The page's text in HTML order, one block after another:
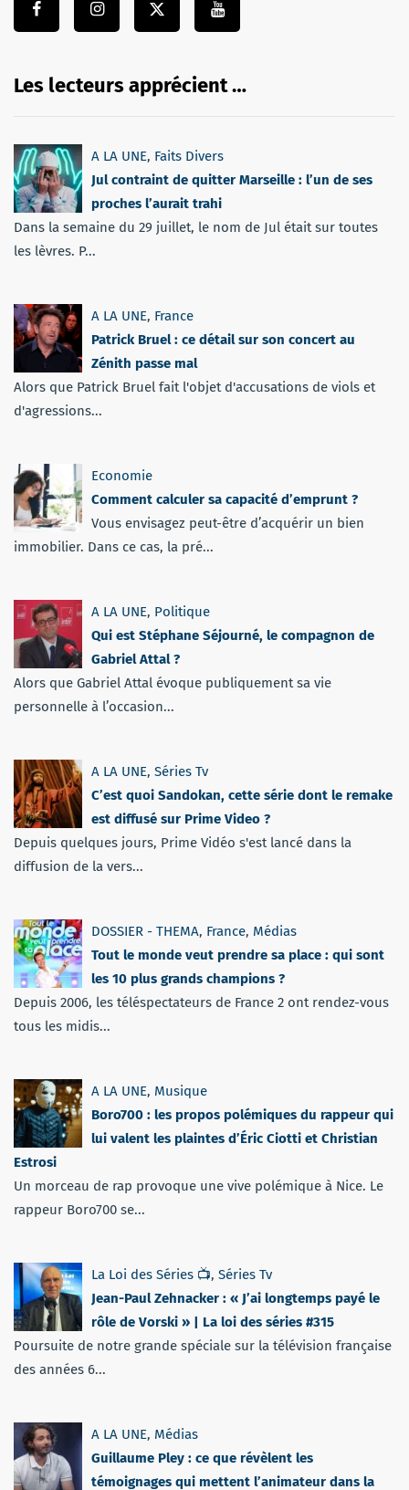
Les lecteurs apprécient …
A LA UNE, Faits Divers
Jul contraint de quitter Marseille : l’un de ses
proches l’aurait trahi
Dans la semaine du 29 juillet, le nom de Jul était sur toutes
les lèvres. P...
A LA UNE, France
Patrick Bruel : ce détail sur son concert au
Zénith passe mal
Alors que Patrick Bruel fait l'objet d'accusations de viols et
d'agressions...
Economie
Comment calculer sa capacité d’emprunt ?
Vous envisagez peut-être d’acquérir un bien
immobilier. Dans ce cas, la pré...
A LA UNE, Politique
Qui est Stéphane Séjourné, le compagnon de
Gabriel Attal ?
Alors que Gabriel Attal évoque publiquement sa vie
personnelle à l’occasion...
A LA UNE, Séries Tv
C’est quoi Sandokan, cette série dont le remake
est diffusé sur Prime Video ?
Depuis quelques jours, Prime Vidéo s'est lancé dans la
diffusion de la vers...
DOSSIER - THEMA, France, Médias
Tout le monde veut prendre sa place : qui sont
les 10 plus grands champions ?
Depuis 2006, les téléspectateurs de France 2 ont rendez-vous
tous les midis...
A LA UNE, Musique
Boro700 : les propos polémiques du rappeur qui
lui valent les plaintes d’Éric Ciotti et Christian
Estrosi
Un morceau de rap provoque une vive polémique à Nice. Le
rappeur Boro700 se...
La Loi des Séries 📺, Séries Tv
Jean-Paul Zehnacker : « J’ai longtemps payé le
rôle de Vorski » | La loi des séries #315
Poursuite de notre grande spéciale sur la télévision française
des années 6...
A LA UNE, Médias
Guillaume Pley : ce que révèlent les
témoignages qui mettent l’animateur dans la